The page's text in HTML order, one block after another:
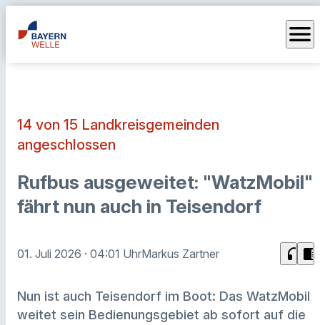
menu
14 von 15 Landkreisgemeinden
angeschlossen
Rufbus ausgeweitet: "WatzMobil"
fährt nun auch in Teisendorf
01. Juli 2026 · 04:01 UhrMarkus Zartner headphones chrome_reader_mode
Nun ist auch Teisendorf im Boot: Das WatzMobil
weitet sein Bedienungsgebiet ab sofort auf die